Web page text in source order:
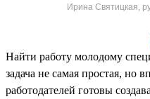
Ирина Святицкая,
Найти работу молодому
задача не самая простая, но
работодателей готовы